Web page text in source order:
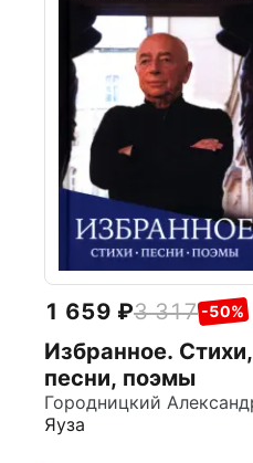
1 659 3 317 -50%
Избранное. Стихи,
песни, поэмы
Яуза